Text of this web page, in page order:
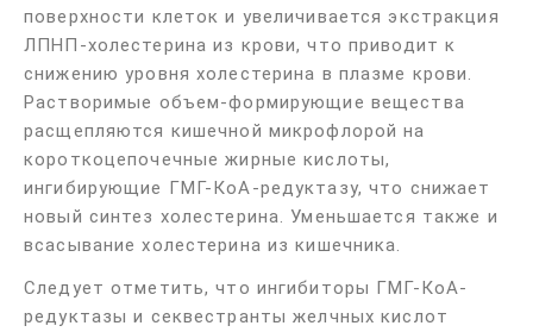
поверхности клеток и увеличивается экстракция
ЛПНП-холестерина из крови, что приводит к
снижению уровня холестерина в плазме крови.
Растворимые объем-формирующие вещества
расщепляются кишечной микрофлорой на
короткоцепочечные жирные кислоты,
ингибирующие ГМГ-КоА-редуктазу, что снижает
новый синтез холестерина. Уменьшается также и
всасывание холестерина из кишечника.
Следует отметить, что ингибиторы ГМГ-КоА-
редуктазы и секвестранты желчных кислот